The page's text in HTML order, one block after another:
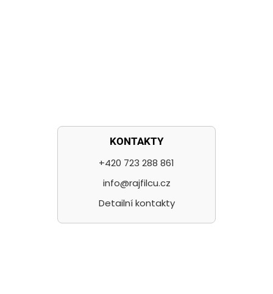
KONTAKTY
+420 723 288 861
info@rajfilcu.cz
Detailní kontakty